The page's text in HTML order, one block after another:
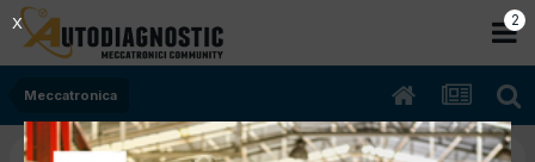
Meccatronica
2
X